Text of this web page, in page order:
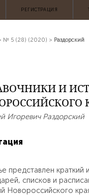
РЕГИСТРАЦИЯ
№ 5 (28) (2020) > Раздорский
И
Игоревич Раздорский
представлен
списков и
Новороссийского